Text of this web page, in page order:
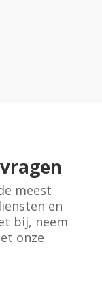
meest
en
bij, neem
onze